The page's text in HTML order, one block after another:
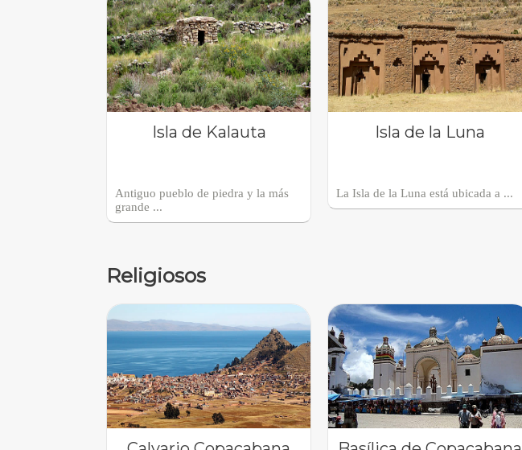
Isla de Kalauta
Antiguo pueblo de piedra y la más
grande ...
Isla de la Luna
La Isla de la Luna está ubicada a ...
Religiosos